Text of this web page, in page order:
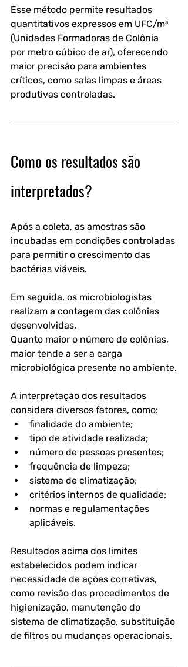
Esse método permite resultados
quantitativos expressos em UFC/m³
(Unidades Formadoras de Colônia
por metro cúbico de ar), oferecendo
maior precisão para ambientes
críticos, como salas limpas e áreas
produtivas controladas.
Como os resultados são
interpretados?
Após a coleta, as amostras são
incubadas em condições controladas
para permitir o crescimento das
bactérias viáveis.
Em seguida, os microbiologistas
realizam a contagem das colônias
desenvolvidas.
Quanto maior o número de colônias,
maior tende a ser a carga
microbiológica presente no ambiente.
A interpretação dos resultados
considera diversos fatores, como:
finalidade do ambiente;
tipo de atividade realizada;
número de pessoas presentes;
frequência de limpeza;
sistema de climatização;
critérios internos de qualidade;
normas e regulamentações
aplicáveis.
Resultados acima dos limites
estabelecidos podem indicar
necessidade de ações corretivas,
como revisão dos procedimentos de
higienização, manutenção do
sistema de climatização, substituição
de filtros ou mudanças operacionais.